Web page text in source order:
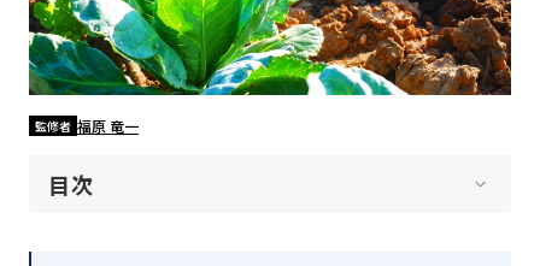
監修者 福原 竜一
目次